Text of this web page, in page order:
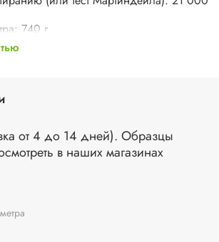
740 г.
наличие
от 4 до 14 дней). Образцы
в наших магазинах